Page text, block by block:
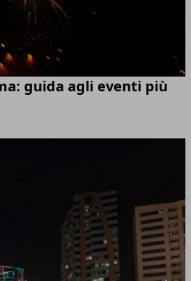
guida agli eventi più